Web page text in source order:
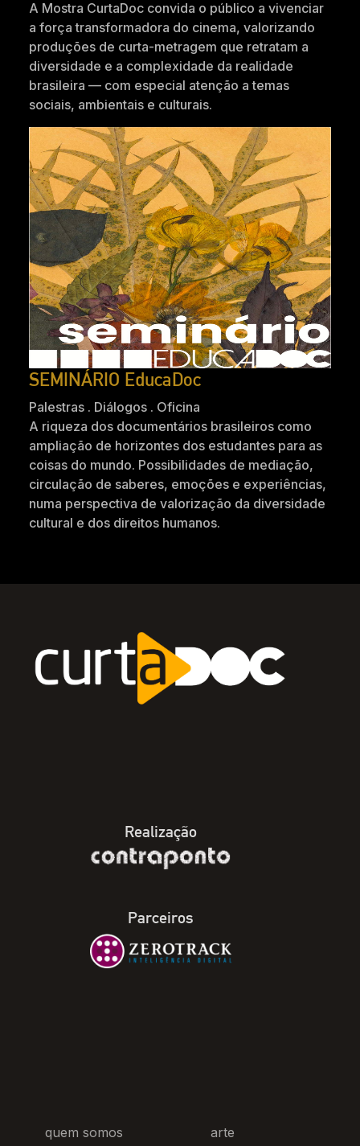
A Mostra CurtaDoc convida o público a vivenciar
a força transformadora do cinema, valorizando
produções de curta-metragem que retratam a
diversidade e a complexidade da realidade
brasileira — com especial atenção a temas
sociais, ambientais e culturais.
SEMINÁRIO EducaDoc
Palestras . Diálogos . Oficina
A riqueza dos documentários brasileiros como
ampliação de horizontes dos estudantes para as
coisas do mundo. Possibilidades de mediação,
circulação de saberes, emoções e experiências,
numa perspectiva de valorização da diversidade
cultural e dos direitos humanos.
Realização
Parceiros
quem somos
arte